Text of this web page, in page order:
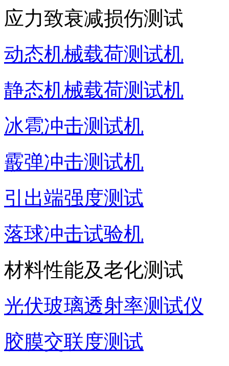
应力致衰减损伤测试
动态机械载荷测试机
静态机械载荷测试机
冰雹冲击测试机
霰弹冲击测试机
引出端强度测试
落球冲击试验机
材料性能及老化测试
光伏玻璃透射率测试仪
胶膜交联度测试